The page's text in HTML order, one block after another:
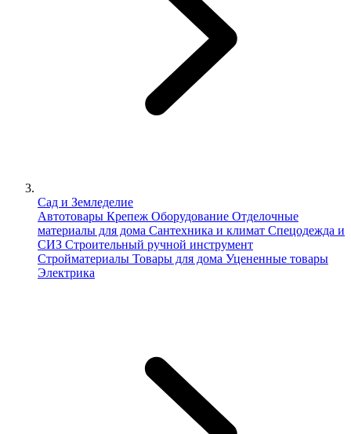
Сад и Земледелие
Автотовары Крепеж Оборудование Отделочные
материалы для дома Сантехника и климат Спецодежда и
СИЗ Строительный ручной инструмент
Стройматериалы Товары для дома Уцененные товары
Электрика